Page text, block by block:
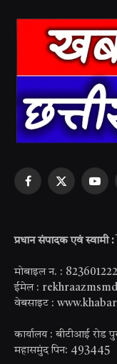
Facebook
X
प्रधान संपादक एवं स्वामी :
मोबाइल न. :
ईमेल :
वेबसाइट :
कार्यालय : बीटीआई रोड
महासमुंद पिन: 493445